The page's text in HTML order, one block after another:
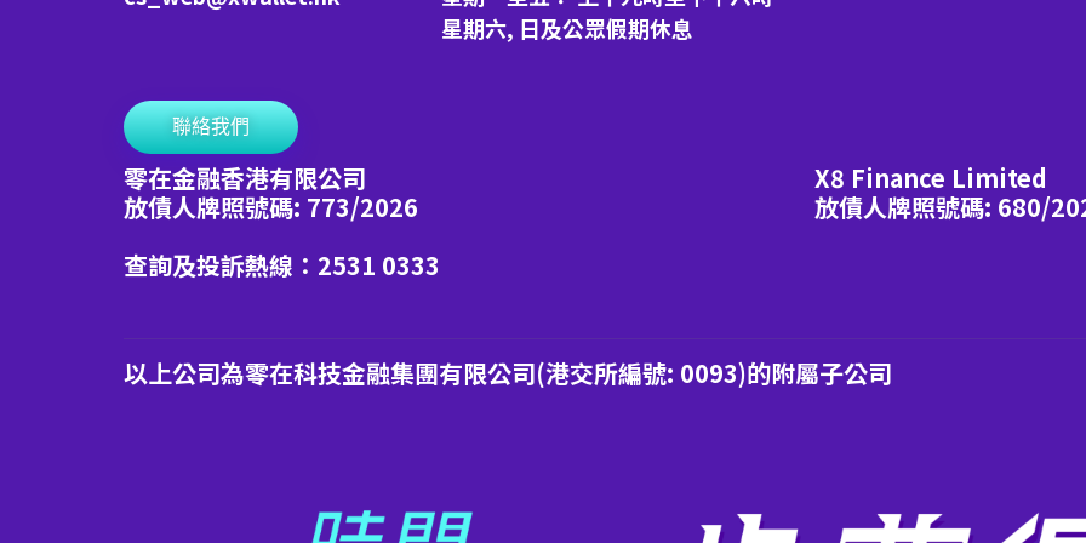
星期六, 日及公眾假期休息
聯絡我們
零在金融香港有限公司
放債人牌照號碼: 773/2026
X8 Finance Limited
放債人牌照號碼: 680/
查詢及投訴熱線：2531 0333
以上公司為零在科技金融集團有限公司(港交所編號: 0093)的附屬子公司